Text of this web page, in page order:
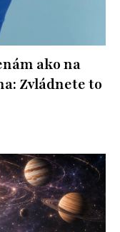
ako na
Zvládnete to